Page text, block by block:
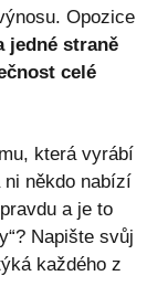
Opozice
jedné straně
celé
která vyrábí
někdo nabízí
a je to
Napište svůj
každého z